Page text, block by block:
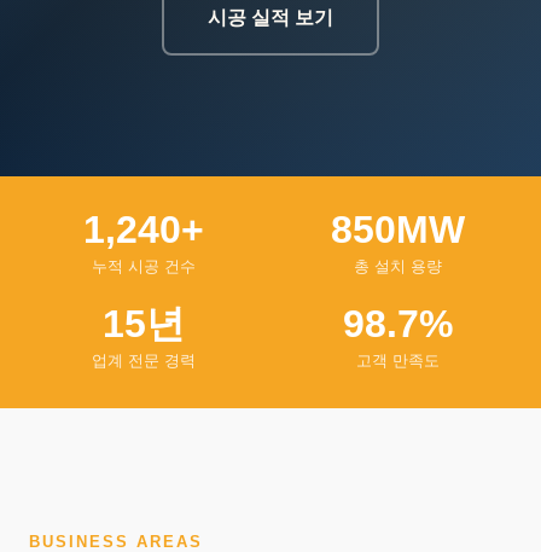
시공 실적 보기
1,240+
누적 시공 건수
850MW
총 설치 용량
15년
업계 전문 경력
98.7%
고객 만족도
BUSINESS AREAS